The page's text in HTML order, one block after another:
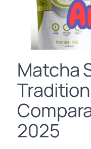
Matcha
2025